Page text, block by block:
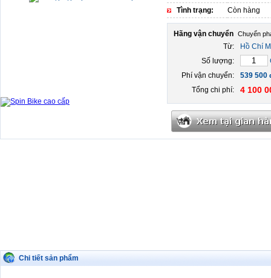
Tình trạng:
Còn hàng
Hãng vận chuyển
Từ:
Hồ Chí
Số lượng:
Phí vận chuyển:
539 500
Tổng chi phí:
4 100
Chi tiết sản phẩm